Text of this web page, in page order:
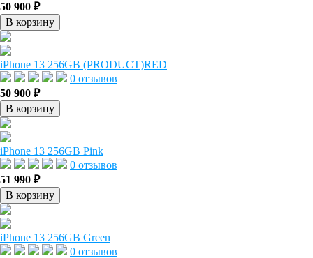
50 900 ₽
В корзину
iPhone 13 256GB (PRODUCT)RED
0 отзывов
50 900 ₽
В корзину
iPhone 13 256GB Pink
0 отзывов
51 990 ₽
В корзину
iPhone 13 256GB Green
0 отзывов